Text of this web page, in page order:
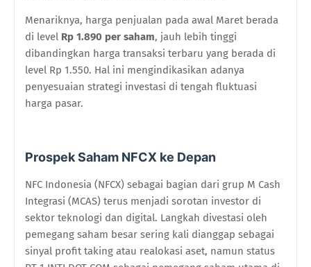
Menariknya, harga penjualan pada awal Maret berada
di level Rp 1.890 per saham, jauh lebih tinggi
dibandingkan harga transaksi terbaru yang berada di
level Rp 1.550. Hal ini mengindikasikan adanya
penyesuaian strategi investasi di tengah fluktuasi
harga pasar.
Prospek Saham NFCX ke Depan
NFC Indonesia (NFCX) sebagai bagian dari grup M Cash
Integrasi (MCAS) terus menjadi sorotan investor di
sektor teknologi dan digital. Langkah divestasi oleh
pemegang saham besar sering kali dianggap sebagai
sinyal profit taking atau realokasi aset, namun status